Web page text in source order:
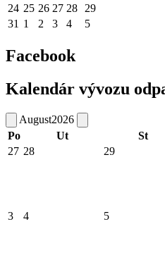
24 25 26 27 28 29
31 1 2 3 4 5
Facebook
Kalendár vývozu
August2026
Po
Ut St
27 28 29
3 4 5